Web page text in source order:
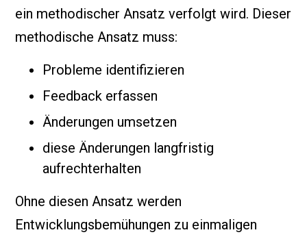
ein methodischer Ansatz verfolgt wird. Dieser
methodische Ansatz muss:
Probleme identifizieren
Feedback erfassen
Änderungen umsetzen
diese Änderungen langfristig
aufrechterhalten
Ohne diesen Ansatz werden
Entwicklungsbemühungen zu einmaligen